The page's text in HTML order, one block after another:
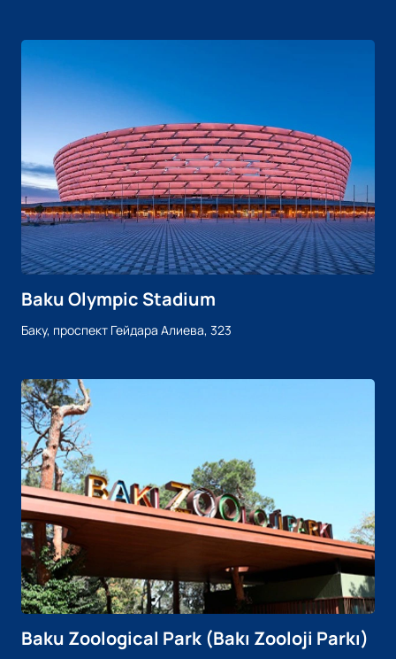
Baku Olympic Stadium
Баку, проспект Гейдара Алиева, 323
Baku Zoological Park (Bakı Zooloji Parkı)